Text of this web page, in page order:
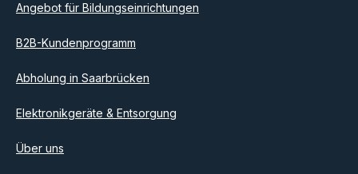
Angebot für Bildungseinrichtungen
B2B-Kundenprogramm
Abholung in Saarbrücken
Elektronikgeräte & Entsorgung
Über uns